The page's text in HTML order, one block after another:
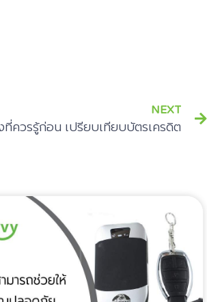
NEXT
ที่ควรรู้ก่อน เปรียบเทียบบัตรเครดิต